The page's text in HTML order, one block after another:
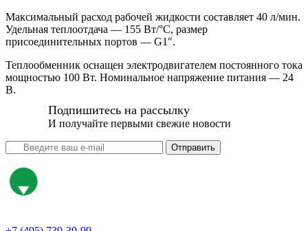
Максимальный расход рабочей жидкости составляет 40 л/мин.
Удельная теплоотдача — 155 Вт/°C, размер
присоединительных портов — G1″.
Теплообменник оснащен электродвигателем постоянного тока
мощностью 100 Вт. Номинальное напряжение питания — 24
В.
Подпишитесь на рассылку
И получайте первыми свежие новости
Отправить